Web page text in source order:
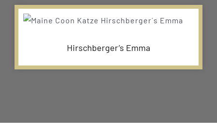
Hirschberger’s Emma